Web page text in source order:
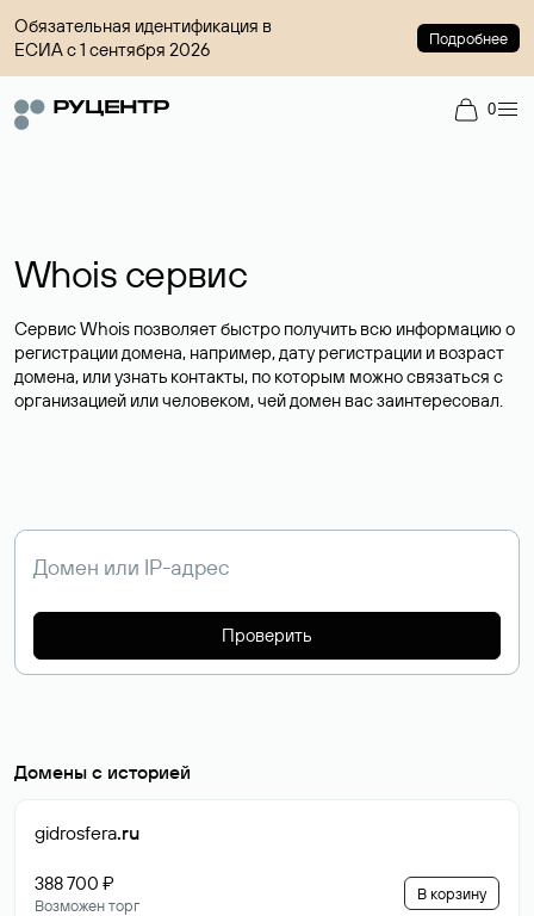
Обязательная идентификация в
ЕСИА с 1 сентября 2026
Подробнее
0
Whois сервис
Сервис Whois позволяет быстро получить всю информацию о
регистрации домена, например, дату регистрации и возраст
домена, или узнать контакты, по которым можно связаться с
организацией или человеком, чей домен вас заинтересовал.
Проверить
Домены с историей
gidrosfera.ru
388 700 ₽
Возможен торг
В корзину